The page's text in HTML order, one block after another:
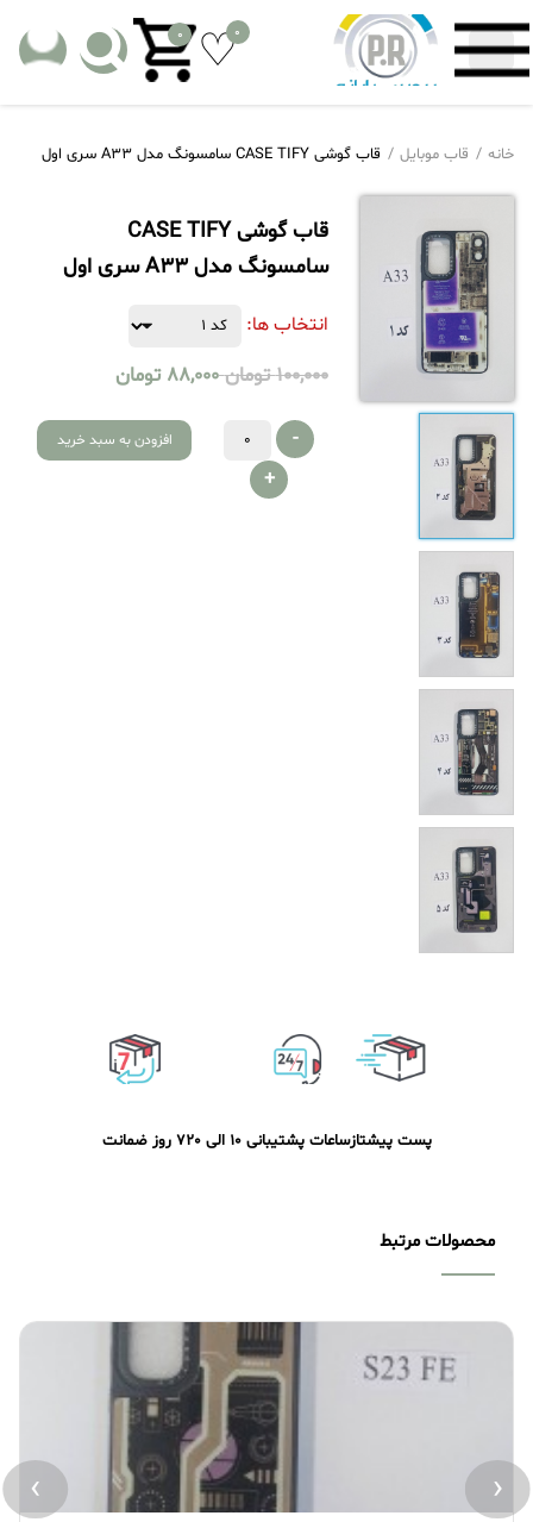
0
0
خانه قاب موبایل قاب گوشی CASE TIFY سامسونگ مدل A33 سری اول
قاب گوشی CASE TIFY
سامسونگ مدل A33 سری اول
انتخاب ها:
100,000 تومان 88,000 تومان
-
+
افزودن به سبد خرید
پست پیشتازساعات پشتیبانی 10 الی 20 7 روز ضمانت
محصولات مرتبط
‹
›